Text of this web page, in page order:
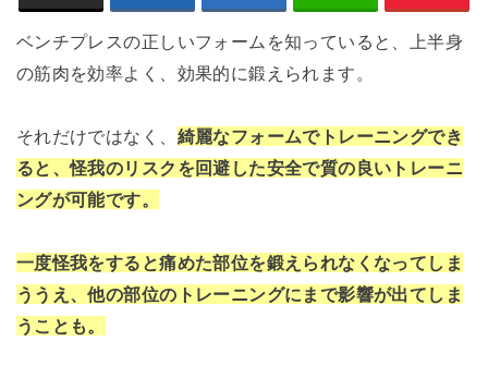
ベンチプレスの正しいフォームを知っていると、上半身
の筋肉を効率よく、効果的に鍛えられます。
それだけではなく、 綺麗なフォームでトレーニングでき
ると、怪我のリスクを回避した安全で質の良いトレーニ
ングが可能です。
一度怪我をすると痛めた部位を鍛えられなくなってしま
ううえ、他の部位のトレーニングにまで影響が出てしま
うことも。